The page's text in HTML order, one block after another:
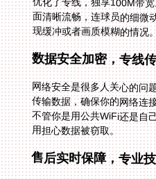
现缓冲或者画质模糊的情况
数据安全加密，专线
网络安全是很多人关心的问
用担心数据被窃取。
售后实时保障，专业